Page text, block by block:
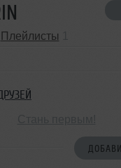
Плейлисты